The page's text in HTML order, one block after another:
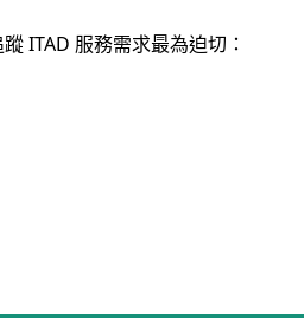
ITAD 服務需求最為迫切：